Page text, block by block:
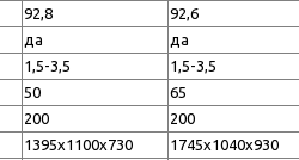
92,8 92,6
да да
1,5-3,5 1,5-3,5
50 65
200 200
1395х1100х730 1745х1040х930